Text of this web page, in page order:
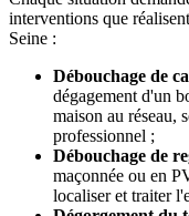
interventions que
Seine :
Débouchage de
dégagement d'un
maison au réseau,
professionnel ;
Débouchage de
maçonnée ou en
localiser et traiter